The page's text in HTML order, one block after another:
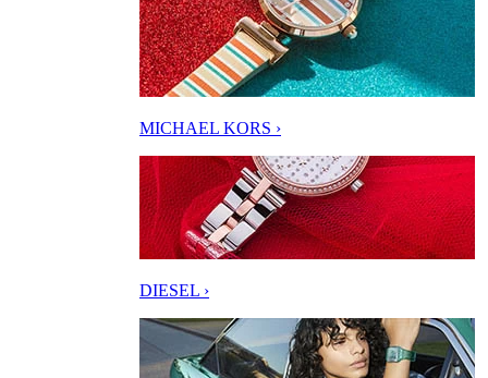
MICHAEL KORS ›
DIESEL ›